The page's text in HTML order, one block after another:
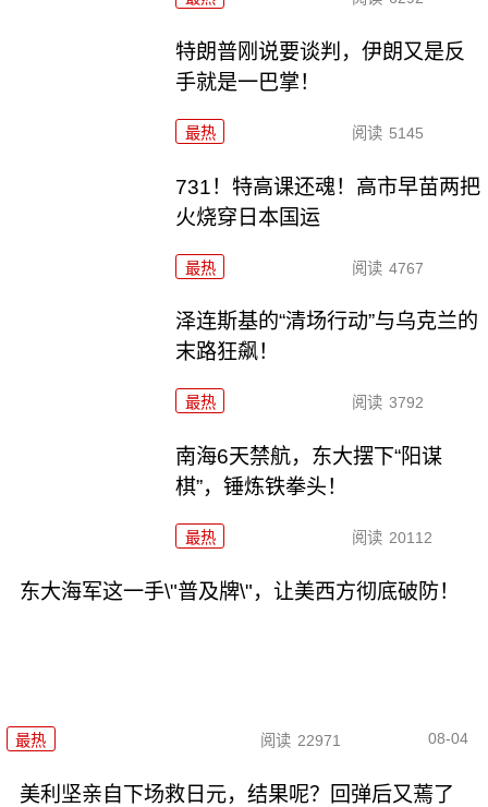
特朗普刚说要谈判，伊朗又是反
手就是一巴掌！
最热 阅读 5145
731！特高课还魂！高市早苗两把
火烧穿日本国运
最热 阅读 4767
泽连斯基的“清场行动”与乌克兰的
末路狂飙！
最热 阅读 3792
南海6天禁航，东大摆下“阳谋
棋”，锤炼铁拳头！
最热 阅读 20112
东大海军这一手\"普及牌\"，让美西方彻底破防！
最热 阅读 22971 08-04
美利坚亲自下场救日元，结果呢？回弹后又蔫了